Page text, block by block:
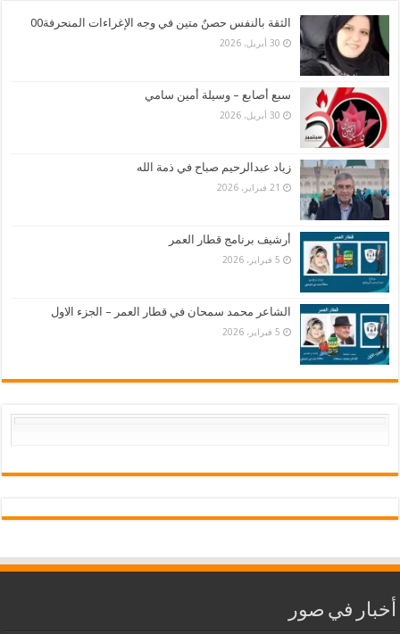
الثقة بالنفس حصنٌ متين في وجه الإغراءات المنحرفة00
30 أبريل، 2026
سبع أصابع – وسيلة أمين سامي
30 أبريل، 2026
زياد عبدالرحيم صباح في ذمة الله
21 فبراير، 2026
أرشيف برنامج قطار العمر
5 فبراير، 2026
الشاعر محمد سمحان في قطار العمر – الجزء الاول
5 فبراير، 2026
أخبار في صور